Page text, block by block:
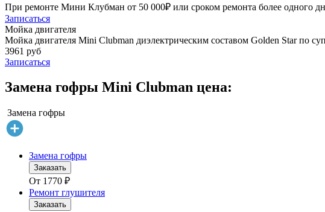
При ремонте Мини Клубман от 50 000₽ или сроком ремонта более одного
Записаться
Мойка двигателя
Мойка двигателя Mini Clubman диэлектрическим составом Golden Star по
3961 руб
Записаться
Замена гофры Mini Clubman цена:
Замена гофры
Замена гофры
Заказать
От 1770 ₽
Ремонт глушителя
Заказать